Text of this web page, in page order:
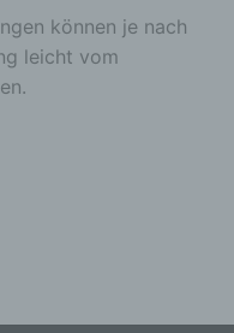
können je nach
leicht vom
Daten, die darin
Daten